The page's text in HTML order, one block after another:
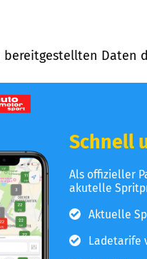
Daten
Schnell
Als offizieller
akutelle
Aktuelle
Ladetarife